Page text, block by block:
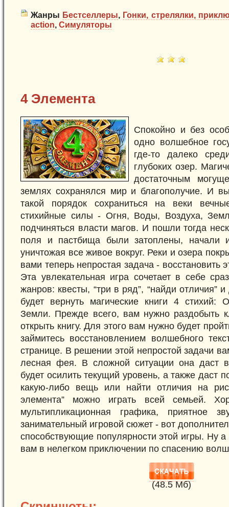
Жанры Бестселлеры, Гонки, стрелялки,
action, Симуляторы
4 Элемента
Спокойно и без
одно волшебное
где-то далеко
глубоких озер.
достаточным
землях сохранялся мир и благополучие. И
такой порядок сохраниться на веки
стихийные силы - Огня, Воды, Воздуха,
подчиняться власти магов. И пошли тогда
поля и пастбища были затоплены, начали
уничтожая все живое вокруг. Реки и озера
вами теперь непростая задача - восстановить
Эта увлекательная игра сочетает в себе
жанров: квесты, “три в ряд”, “найди отличия”
будет вернуть магические книги 4 стихий:
Земли. Прежде всего, вам нужно раздобыть
открыть книгу. Для этого вам нужно будет
займитесь восстановлением волшебного
странице. В решении этой непростой задачи
лесная фея. В сложной ситуации она даст
будет осилить текущий уровень, а также даст
какую-либо вещь или найти отличия на
элемента” можно играть всей семьей.
мультипликационная графика, приятное
занимательный игровой сюжет - вот
способствующие популярности этой игры. Ну а
вам в нелегком приключении по спасению
(48.5 Mб)